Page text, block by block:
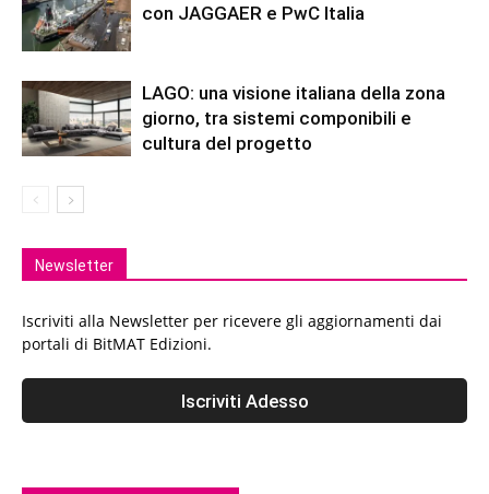
con JAGGAER e PwC Italia
LAGO: una visione italiana della zona
giorno, tra sistemi componibili e
cultura del progetto
Newsletter
Iscriviti alla Newsletter per ricevere gli aggiornamenti dai
portali di BitMAT Edizioni.